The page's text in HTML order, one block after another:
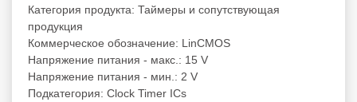
Категория продукта: Таймеры и сопутствующая
продукция
Коммерческое обозначение: LinCMOS
Напряжение питания - макс.: 15 V
Напряжение питания - мин.: 2 V
Подкатегория: Clock Timer ICs